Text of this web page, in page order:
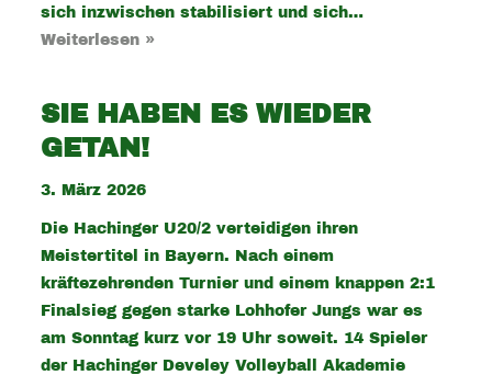
sich inzwischen stabilisiert und sich…
Weiterlesen »
SIE HABEN ES WIEDER
GETAN!
3. März 2026
Die Hachinger U20/2 verteidigen ihren
Meistertitel in Bayern. Nach einem
kräftezehrenden Turnier und einem knappen 2:1
Finalsieg gegen starke Lohhofer Jungs war es
am Sonntag kurz vor 19 Uhr soweit. 14 Spieler
der Hachinger Develey Volleyball Akademie